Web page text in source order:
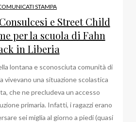
STAMPA
e Street Child
per la scuola di Fahn
in Liberia
lontana e sconosciuta comunità di
vivevano una situazione scolastica
che ne precludeva un accesso
primaria. Infatti, i ragazzi erano
sei miglia al giorno a piedi (quasi